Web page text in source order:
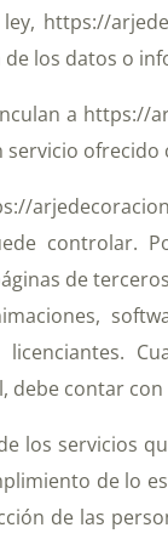
https://
los datos o
a https://
controlar.
de
debe contar
los servicios
de lo
de las